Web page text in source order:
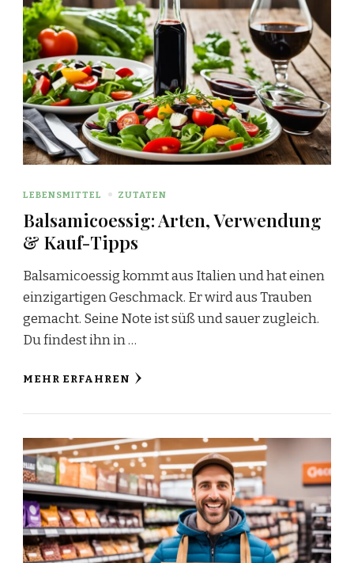
LEBENSMITTEL ZUTATEN
Balsamicoessig: Arten, Verwendung
& Kauf-Tipps
Balsamicoessig kommt aus Italien und hat einen
einzigartigen Geschmack. Er wird aus Trauben
gemacht. Seine Note ist süß und sauer zugleich.
Du findest ihn in …
MEHR ERFAHREN